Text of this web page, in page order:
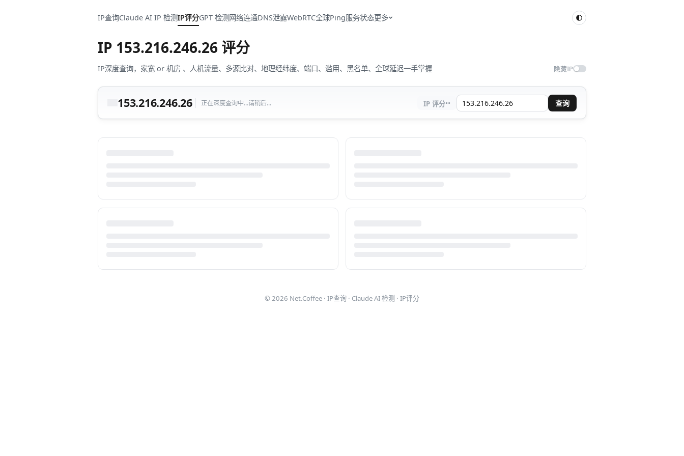
IP查询Claude AI IP 检测IP评分GPT 检测网络连通DNS泄露WebRTC全球Ping服务状态更多
IP 153.216.246.26 评分
IP深度查询，家宽 or 机房 、人机流量、多源比对、地理经纬度、端口、滥用、黑名单、全球延迟一手掌握 隐藏IP
153.216.246.26 正在深度查询中...请稍后... IP 评分·· 查询
© 2026 Net.Coffee · IP查询 · Claude AI 检测 · IP评分